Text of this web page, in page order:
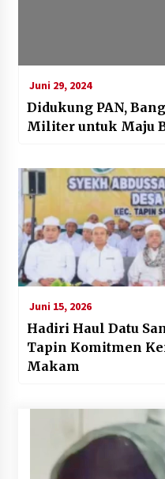
Juni 29, 2024
Didukung PAN,
Militer untuk Maju
Juni 15, 2026
Hadiri Haul Datu
Tapin Komitmen
Makam